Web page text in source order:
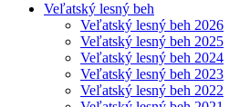
Veľatský lesný beh
Veľatský lesný beh 2026
Veľatský lesný beh 2025
Veľatský lesný beh 2024
Veľatský lesný beh 2023
Veľatský lesný beh 2022